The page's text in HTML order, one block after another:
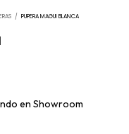
/ PUPERA MAGUI BLANCA
en Showroom